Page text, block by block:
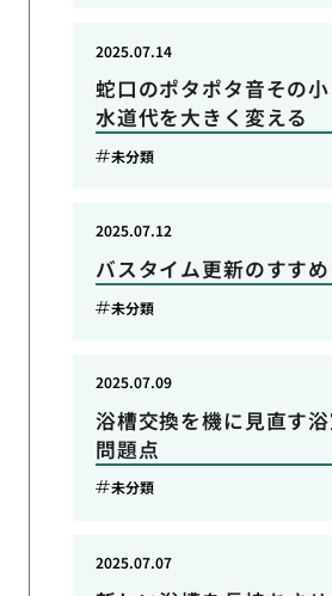
蛇口のポタポタ音その
水道代を大きく変える
2025.07.14
未分類
バスタイム更新のすすめ
2025.07.12
未分類
浴槽交換を機に見直す
問題点
2025.07.09
未分類
2025.07.07